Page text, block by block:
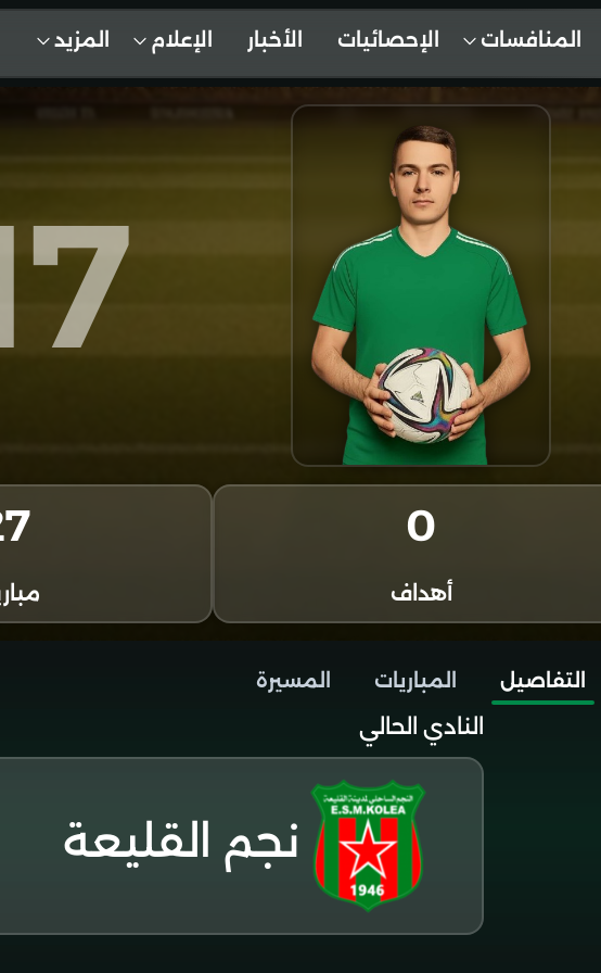
المنافسات الإحصائيات الأخبار الإعلام المزيد
0
أهداف
التفاصيل المباريات المسيرة
النادي الحالي
نجم القليعة